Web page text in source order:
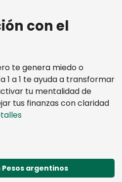
con el
te genera miedo o
1 a 1 te ayuda a transformar
tu mentalidad de
tus finanzas con claridad
argentinos